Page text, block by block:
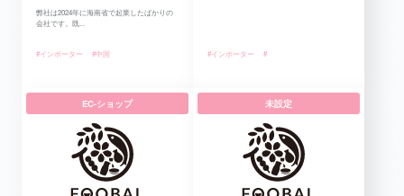
弊社は2024年に海南省で起業したばかりの
会社です。既...
#インポーター #中国 #インポーター #
EC-ショップ 未設定